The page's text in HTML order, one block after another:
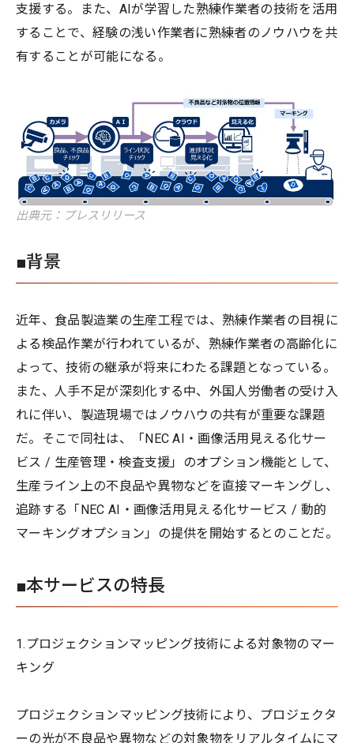
支援する。また、AIが学習した熟練作業者の技術を活用
することで、経験の浅い作業者に熟練者のノウハウを共
有することが可能になる。
出典元：プレスリリース
■背景
近年、食品製造業の生産工程では、熟練作業者の目視に
よる検品作業が行われているが、熟練作業者の高齢化に
よって、技術の継承が将来にわたる課題となっている。
また、人手不足が深刻化する中、外国人労働者の受け入
れに伴い、製造現場ではノウハウの共有が重要な課題
だ。そこで同社は、「NEC AI・画像活用見える化サー
ビス / 生産管理・検査支援」のオプション機能として、
生産ライン上の不良品や異物などを直接マーキングし、
追跡する「NEC AI・画像活用見える化サービス / 動的
マーキングオプション」の提供を開始するとのことだ。
■本サービスの特長
1.プロジェクションマッピング技術による対象物のマー
キング
プロジェクションマッピング技術により、プロジェクタ
ーの光が不良品や異物などの対象物をリアルタイムにマ